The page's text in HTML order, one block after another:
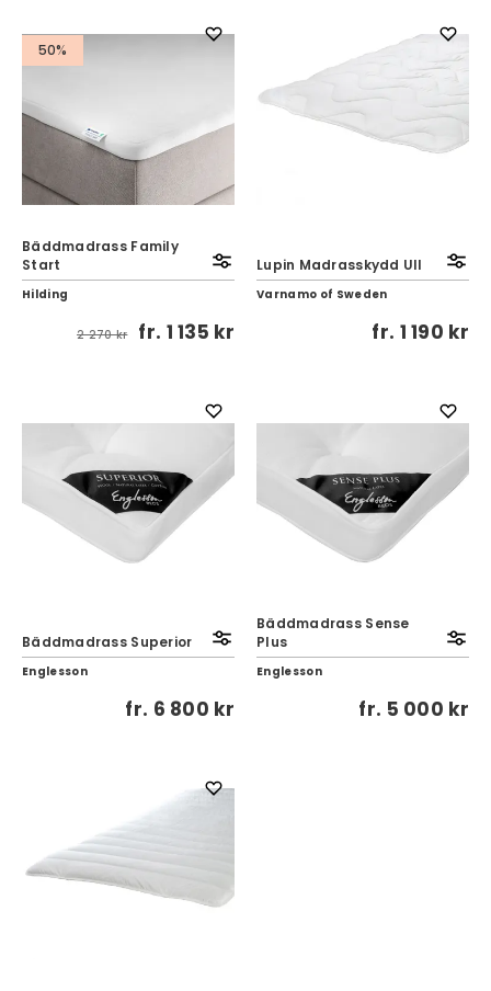
50%
Bäddmadrass Family
Start
Hilding
2 270 kr fr. 1 135 kr
Lupin Madrasskydd Ull
Varnamo of Sweden
fr. 1 190 kr
Bäddmadrass Superior
Englesson
fr. 6 800 kr
Bäddmadrass Sense
Plus
Englesson
fr. 5 000 kr